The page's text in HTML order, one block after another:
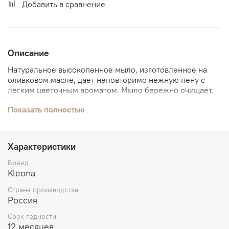
Добавить в сравнение
Описание
Натуральное высокопенное мыло, изготовленное на
оливковом масле, дает неповторимо нежную пену с
легким цветочным ароматом. Мыло бережно очищает,
Уменьшает раздражение, делает ее мягкой, эластичной,
заживляет микротравмы. Подходит для ежедневного
умывания. Бережно ухаживает за проблемной кожей.
Деликатное средство для интимной гигиены.
авокадо, вода, масло алтайской облепихи холодного
отжима, витамин Е, эфирное масло иланг-иланга,
Показать полностью
Характеристики
Бренд
Kleona
Страна производства
Россия
Срок годности
12 месяцев